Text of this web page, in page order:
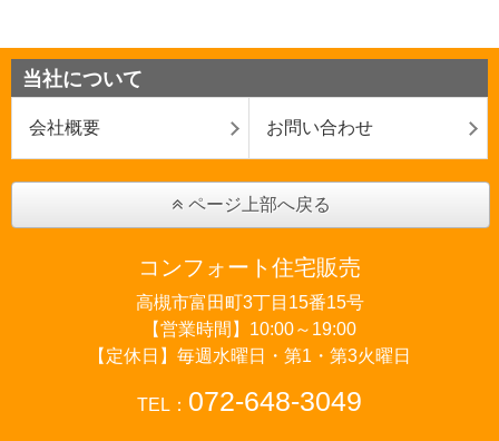
当社について
会社概要 お問い合わせ
ページ上部へ戻る
コンフォート住宅販売
高槻市富田町3丁目15番15号
【営業時間】10:00～19:00
【定休日】毎週水曜日・第1・第3火曜日
TEL： 072-648-3049